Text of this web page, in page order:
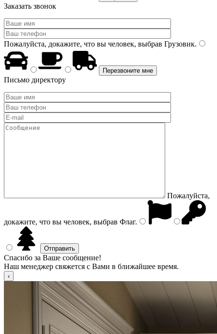
Заказать звонок
Пожалуйста, докажите, что вы человек, выбрав Грузовик.
Письмо директору
Пожалуйста,
докажите, что вы человек, выбрав Флаг.
Спасибо за Ваше сообщение!
Наш менеджер свяжется с Вами в ближайшее время.